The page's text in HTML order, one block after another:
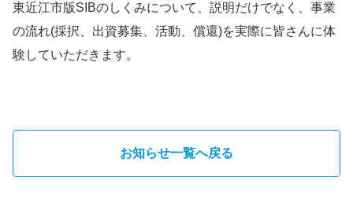
東近江市版SIBのしくみについて、説明だけでなく、事業
の流れ(採択、出資募集、活動、償還)を実際に皆さんに体
験していただきます。
お知らせ一覧へ戻る